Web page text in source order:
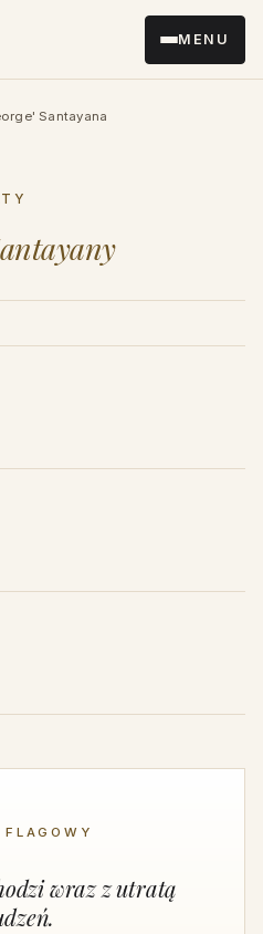
MENU
Santayana
wraz z utratą